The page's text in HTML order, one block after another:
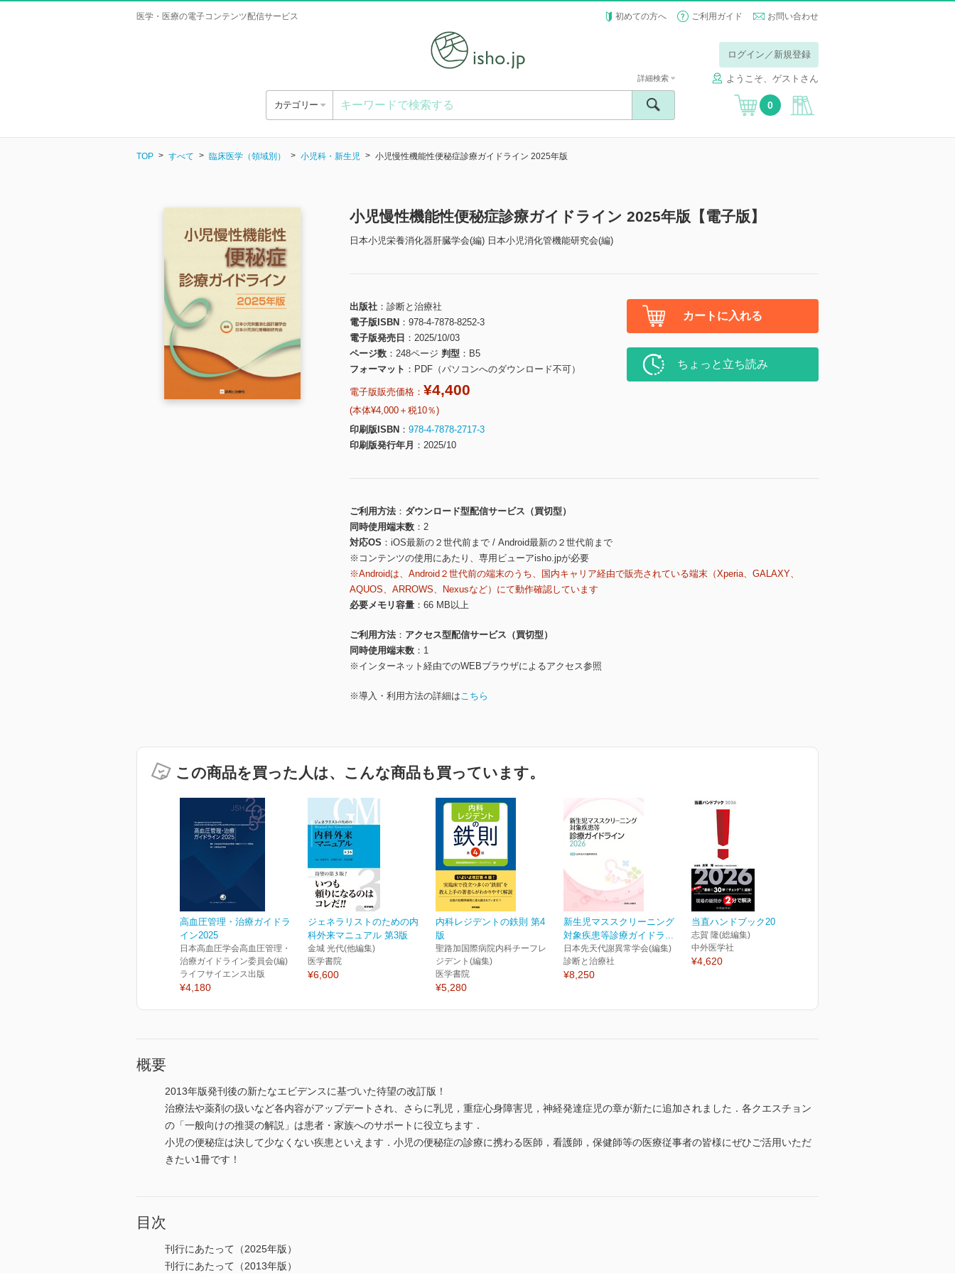
医学・医療の電子コンテンツ配信サービス 初めての方へ ご利用ガイド お問い合わせ
ログイン／新規登録
ようこそ、ゲストさん
カテゴリー
詳細検索
0
TOP すべて 臨床医学（領域別） 小児科・新生児 小児慢性機能性便秘症診療ガイドライン 2025年版
小児慢性機能性便秘症診療ガイドライン 2025年版【電子版】
日本小児栄養消化器肝臓学会(編) 日本小児消化管機能研究会(編)
出版社
診断と治療社
電子版ISBN
978-4-7878-8252-3
電子版発売日
2025/10/03
ページ数
248ページ 判型
B5
フォーマット
PDF（パソコンへのダウンロード不可）
電子版販売価格： ¥4,400
(本体¥4,000＋税10％)
印刷版ISBN
978-4-7878-2717-3
印刷版発行年月
2025/10
カートに入れる
ちょっと立ち読み
ご利用方法
ダウンロード型配信サービス（買切型）
同時使用端末数
2
対応OS
iOS最新の２世代前まで / Android最新の２世代前まで
※コンテンツの使用にあたり、専用ビューアisho.jpが必要
※Androidは、Android２世代前の端末のうち、国内キャリア経由で販売されている端末（Xperia、GALAXY、
AQUOS、ARROWS、Nexusなど）にて動作確認しています
必要メモリ容量
66 MB以上
ご利用方法
アクセス型配信サービス（買切型）
同時使用端末数
1
※インターネット経由でのWEBブラウザによるアクセス参照
※導入・利用方法の詳細はこちら
この商品を買った人は、こんな商品も買っています。
高血圧管理・治療ガイドラ
イン2025
日本高血圧学会高血圧管理・
治療ガイドライン委員会(編)
ライフサイエンス出版
¥4,180
ジェネラリストのための内
科外来マニュアル 第3版
金城 光代(他編集)
医学書院
¥6,600
内科レジデントの鉄則 第4
版
聖路加国際病院内科チーフレ
ジデント(編集)
医学書院
¥5,280
新生児マススクリーニング
対象疾患等診療ガイドラ...
日本先天代謝異常学会(編集)
診断と治療社
¥8,250
当直ハンドブック2026
志賀 隆(総編集)
中外医学社
¥4,620
概要
2013年版発刊後の新たなエビデンスに基づいた待望の改訂版！
治療法や薬剤の扱いなど各内容がアップデートされ、さらに乳児，重症心身障害児，神経発達症児の章が新たに追加されました．各クエスチョン
の「一般向けの推奨の解説」は患者・家族へのサポートに役立ちます．
小児の便秘症は決して少なくない疾患といえます．小児の便秘症の診療に携わる医師，看護師，保健師等の医療従事者の皆様にぜひご活用いただ
きたい1冊です！
目次
刊行にあたって（2025年版）
刊行にあたって（2013年版）